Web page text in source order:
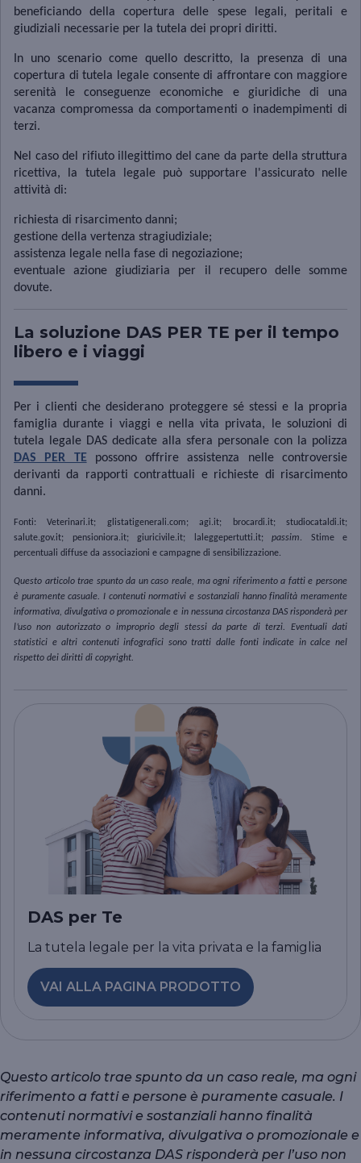
beneficiando della copertura delle spese legali, peritali e
giudiziali necessarie per la tutela dei propri diritti.
In uno scenario come quello descritto, la presenza di una
copertura di tutela legale consente di affrontare con maggiore
serenità le conseguenze economiche e giuridiche di una
vacanza compromessa da comportamenti o inadempimenti di
terzi.
Nel caso del rifiuto illegittimo del cane da parte della struttura
ricettiva, la tutela legale può supportare l'assicurato nelle
attività di:
richiesta di risarcimento danni;
gestione della vertenza stragiudiziale;
assistenza legale nella fase di negoziazione;
eventuale azione giudiziaria per il recupero delle somme
dovute.
La soluzione DAS PER TE per il tempo
libero e i viaggi
Per i clienti che desiderano proteggere sé stessi e la propria
famiglia durante i viaggi e nella vita privata, le soluzioni di
tutela legale DAS dedicate alla sfera personale con la polizza
DAS PER TEpossono offrire assistenza nelle controversie
derivanti da rapporti contrattuali e richieste di risarcimento
danni.
Fonti: Veterinari.it; glistatigenerali.com; agi.it; brocardi.it; studiocataldi.it;
salute.gov.it; pensioniora.it; giuricivile.it; laleggepertutti.it; passim. Stime e
percentuali diffuse da associazioni e campagne di sensibilizzazione.
Questo articolo trae spunto da un caso reale, ma ogni riferimento a fatti e persone
è puramente casuale. I contenuti normativi e sostanziali hanno finalità meramente
informativa, divulgativa o promozionale e in nessuna circostanza DAS risponderà per
l’uso non autorizzato o improprio degli stessi da parte di terzi. Eventuali dati
statistici e altri contenuti infografici sono tratti dalle fonti indicate in calce nel
rispetto dei diritti di copyright.
DAS per Te
La tutela legale per la vita privata e la famiglia
VAI ALLA PAGINA PRODOTTO
Questo articolo trae spunto da un caso reale, ma ogni
riferimento a fatti e persone è puramente casuale. I
contenuti normativi e sostanziali hanno finalità
meramente informativa, divulgativa o promozionale e
in nessuna circostanza DAS risponderà per l’uso non